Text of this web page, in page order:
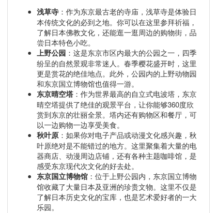
浅草寺 ：作为东京最古老的寺庙，浅草寺是体验日
本传统文化的必到之地。你可以在这里参拜祈福，
了解日本佛教文化，还能逛一逛周边的购物街，品
尝日本特色小吃。
上野公园 ：这是东京市区内最大的公园之一，四季
纷呈的自然景观非常迷人。春季樱花盛开时，这里
更是赏花的绝佳地点。此外，公园内的上野动物园
和东京国立博物馆也值得一游。
东京晴空塔 ：作为世界最高的自立式电波塔，东京
晴空塔提供了绝佳的观景平台，让你能够360度欣
赏到东京的壮丽全景。塔内还有购物区和餐厅，可
以一边购物一边享受美食。
秋叶原 ：如果你对电子产品或动漫文化感兴趣，秋
叶原绝对是不能错过的地方。这里聚集着大量的电
器商店、动漫周边店铺，还有各种主题咖啡馆，是
感受东京现代次文化的好去处。
东京国立博物馆 ：位于上野公园内，东京国立博物
馆收藏了大量日本及亚洲的珍贵文物。这里不仅是
了解日本历史文化的宝库，也是艺术爱好者的一大
乐园。